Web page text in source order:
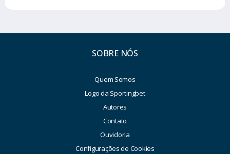
SOBRE NÓS
Quem Somos
Logo da Sportingbet
Autores
Contato
Ouvidoria
Configurações de Cookies